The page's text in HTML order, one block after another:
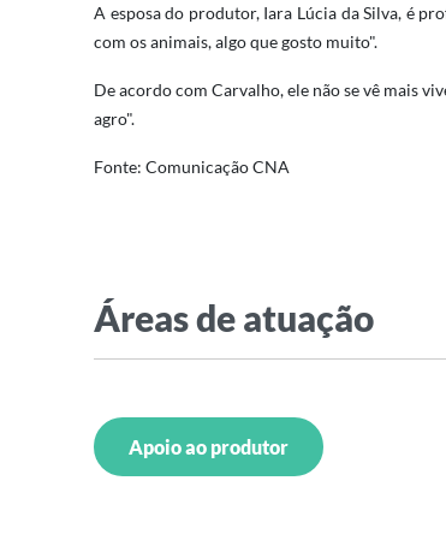
A esposa do produtor, Iara Lúcia da Silva, é
com os animais, algo que gosto muito".
De acordo com Carvalho, ele não se vê mais
agro".
Fonte: Comunicação CNA
Áreas de atuação
Apoio ao produtor